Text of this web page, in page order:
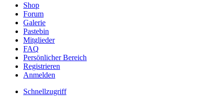
Shop
Forum
Galerie
Pastebin
Mitglieder
FAQ
Persönlicher Bereich
Registrieren
Anmelden
Schnellzugriff